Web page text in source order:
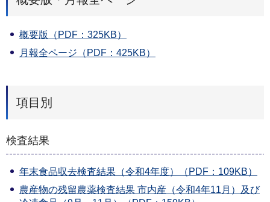
概要版（PDF：325KB）
月報全ページ（PDF：425KB）
項目別
検査結果
年末食品収去検査結果（令和4年度）（PDF：109KB）
農産物の残留農薬検査結果 市内産（令和4年11月）及び